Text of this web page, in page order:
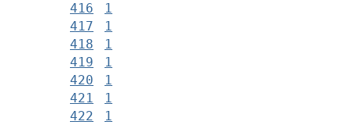
416
1
417
1
418
1
419
1
420
1
421
1
422
1